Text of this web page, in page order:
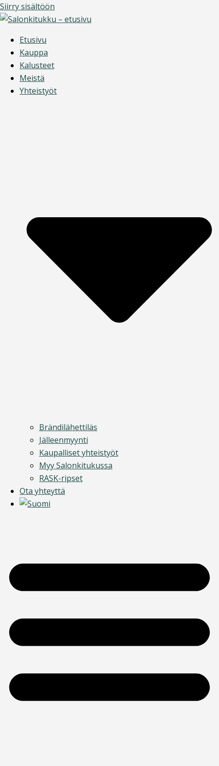
Siirry sisältöön
Etusivu
Kauppa
Kalusteet
Meistä
Yhteistyöt
Brändilähettiläs
Jälleenmyynti
Kaupalliset yhteistyöt
Myy Salonkitukussa
RASK-ripset
Ota yhteyttä